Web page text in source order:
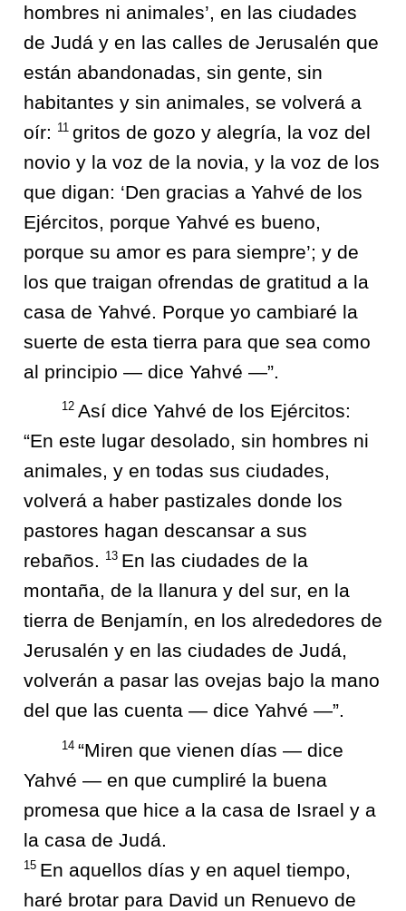
hombres ni animales’, en las ciudades
de Judá y en las calles de Jerusalén que
están abandonadas, sin gente, sin
habitantes y sin animales, se volverá a
oír:
11 gritos de gozo y alegría, la voz del
novio y la voz de la novia, y la voz de los
que digan: ‘Den gracias a Yahvé de los
Ejércitos, porque Yahvé es bueno,
porque su amor es para siempre’; y de
los que traigan ofrendas de gratitud a la
casa de Yahvé. Porque yo cambiaré la
suerte de esta tierra para que sea como
al principio — dice Yahvé —”.
12 Así dice Yahvé de los Ejércitos:
“En este lugar desolado, sin hombres ni
animales, y en todas sus ciudades,
volverá a haber pastizales donde los
pastores hagan descansar a sus
rebaños.
13 En las ciudades de la
montaña, de la llanura y del sur, en la
tierra de Benjamín, en los alrededores de
Jerusalén y en las ciudades de Judá,
volverán a pasar las ovejas bajo la mano
del que las cuenta — dice Yahvé —”.
14 “Miren que vienen días — dice
Yahvé — en que cumpliré la buena
promesa que hice a la casa de Israel y a
la casa de Judá.
15 En aquellos días y en aquel tiempo,
haré brotar para David un Renuevo de